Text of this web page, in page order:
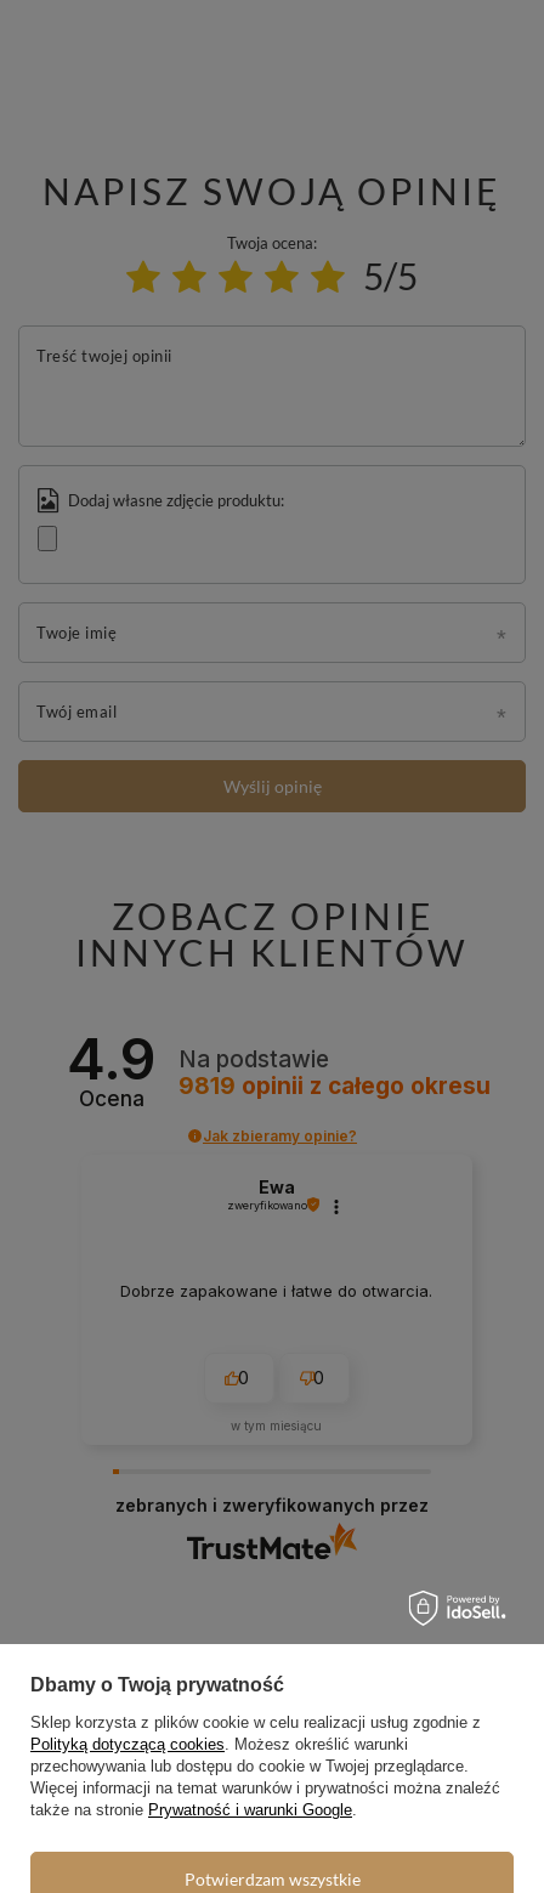
NAPISZ SWOJĄ OPINIĘ
Twoja ocena:
5/5
Treść twojej opinii
Dodaj własne zdjęcie produktu:
Twoje imię
Twój email
Wyślij opinię
ZOBACZ OPINIE
INNYCH KLIENTÓW
4.9
Ocena
Na podstawie
9819 opinii z całego okresu
Jak zbieramy opinie?
Ewa
zweryfikowano
Dobrze zapakowane i łatwe do otwarcia.
0 0
w tym miesiącu
zebranych i zweryfikowanych przez
Zamówienia
Status zamówienia
Śledzenie przesyłki
Chcę zareklamować produkt
Dbamy o Twoją prywatność
Sklep korzysta z plików cookie w celu realizacji usług zgodnie z
Polityką dotyczącą cookies. Możesz określić warunki
przechowywania lub dostępu do cookie w Twojej przeglądarce.
Więcej informacji na temat warunków i prywatności można znaleźć
także na stronie Prywatność i warunki Google.
Potwierdzam wszystkie